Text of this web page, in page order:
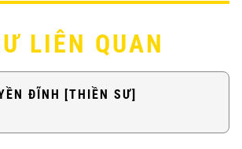
LIÊN QUAN
ĐĨNH [THIỀN SƯ]